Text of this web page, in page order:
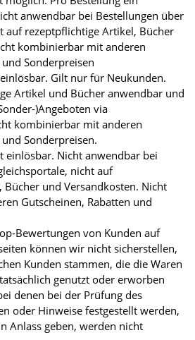
anwendbar bei Bestellungen über
auf rezeptpflichtige Artikel, Bücher
kombinierbar mit anderen
Sonderpreisen
Gilt nur für Neukunden.
Artikel und Bücher anwendbar und
)Angeboten via
kombinierbar mit anderen
Sonderpreisen.
einlösbar. Nicht anwendbar bei
nicht auf
und Versandkosten. Nicht
Gutscheinen, Rabatten und
Bewertungen von Kunden auf
können wir nicht sicherstellen,
Kunden stammen, die die Waren
genutzt oder erworben
denen bei der Prüfung des
oder Hinweise festgestellt werden,
Anlass geben, werden nicht